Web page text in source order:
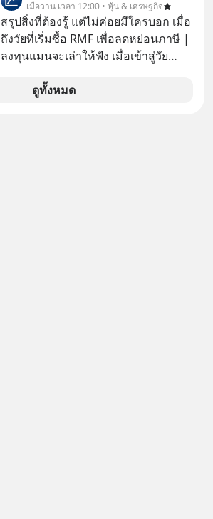
ที่เราเองก็ไม่เคยปฏิเสธใครอย่างนี้มา
ก่อน แต่พอตั้งใจจะ ‘สร้างขอบเขต’ เพื่อ
ตัวเองดูสักครั้ง กลับทำให้เกิดรอยร้าว
ในความสัมพันธ์เสียอย่างนั้น โดยราย
การแอปเท๋ Dinner Talk ในวันนี้โฮสต์
ทั้ง 2 ท่าน แทป-รวิศ หาญอุตสาหะ และ
เมื่อวาน เวลา 12:00 • หุ้น & เศรษฐกิจ
สรุปสิ่งที่ต้องรู้ แต่ไม่ค่อยมีใครบอก เมื่อ
ถึงวัยที่เริ่มซื้อ RMF เพื่อลดหย่อนภาษี |
ลงทุนแมนจะเล่าให้ฟัง เมื่อเข้าสู่วัย
ดูทั้งหมด